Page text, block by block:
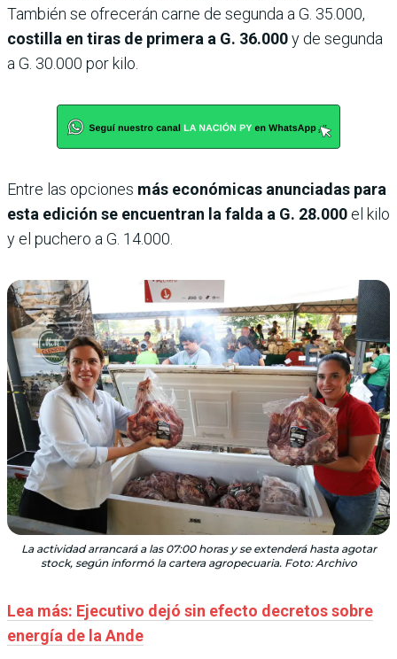
También se ofrecerán carne de segunda a G. 35.000,
costilla en tiras de primera a G. 36.000y de segunda
a G. 30.000 por kilo.
Entre las opciones más económicas anunciadas para
esta edición se encuentran la falda a G. 28.000 el kilo
y el puchero a G. 14.000.
La actividad arrancará a las 07:00 horas y se extenderá hasta agotar
stock, según informó la cartera agropecuaria. Foto: Archivo
Lea más: Ejecutivo dejó sin efecto decretos sobre
energía de la Ande